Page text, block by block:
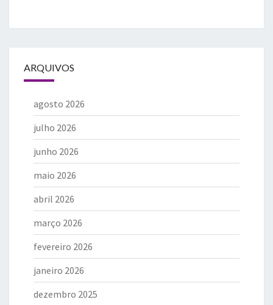
ARQUIVOS
agosto 2026
julho 2026
junho 2026
maio 2026
abril 2026
março 2026
fevereiro 2026
janeiro 2026
dezembro 2025